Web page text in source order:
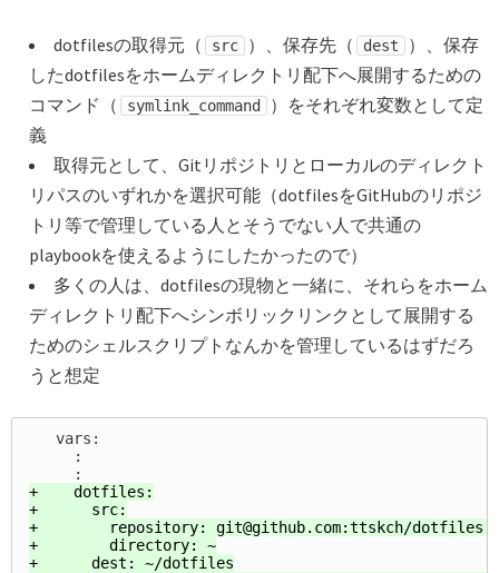
dotfilesの取得元（ src ）、保存先（ dest
）、保存
したdotfilesをホームディレクトリ配下へ展開するための
コマンド（
symlink_command
）をそれぞれ変数として定
義
取得元として、Gitリポジトリとローカルのディレクト
リパスのいずれかを選択可能（dotfilesをGitHubのリポジ
トリ等で管理している人とそうでない人で共通の
playbookを使えるようにしたかったので）
多くの人は、dotfilesの現物と一緒に、それらをホーム
ディレクトリ配下へシンボリックリンクとして展開する
ためのシェルスクリプトなんかを管理しているはずだろ
うと想定
   vars:
     :
+    dotfiles:
+      src:
+        repository: git@github.com:ttskch/
+        directory: ~
+      dest: ~/dotfiles